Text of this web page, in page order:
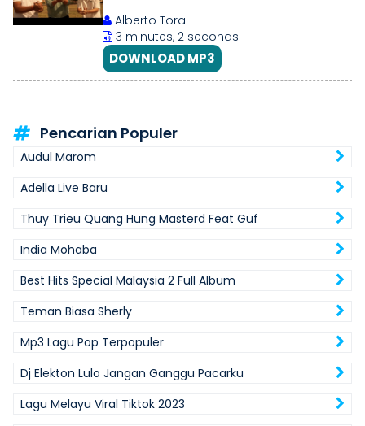
Alberto Toral
3 minutes, 2 seconds
DOWNLOAD MP3
Pencarian Populer
Audul Marom
Adella Live Baru
Thuy Trieu Quang Hung Masterd Feat Guf
India Mohaba
Best Hits Special Malaysia 2 Full Album
Teman Biasa Sherly
Mp3 Lagu Pop Terpopuler
Dj Elekton Lulo Jangan Ganggu Pacarku
Lagu Melayu Viral Tiktok 2023